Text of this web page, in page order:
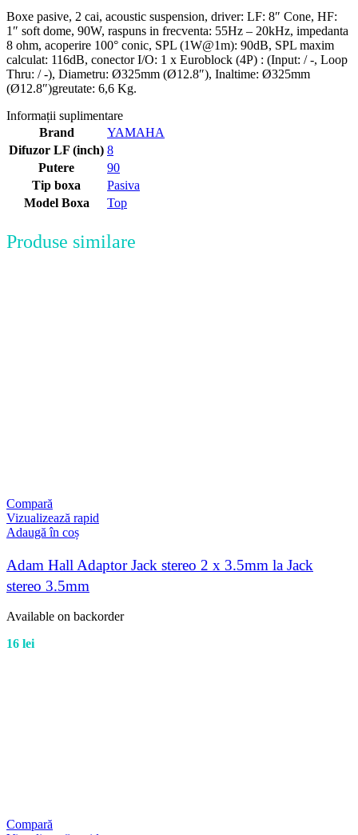
Boxe pasive, 2 cai, acoustic suspension, driver: LF: 8″ Cone, HF:
1″ soft dome, 90W, raspuns in frecventa: 55Hz – 20kHz, impedanta
8 ohm, acoperire 100° conic, SPL (1W@1m): 90dB, SPL maxim
calculat: 116dB, conector I/O: 1 x Euroblock (4P) : (Input: / -, Loop
Thru: / -), Diametru: Ø325mm (Ø12.8″), Inaltime: Ø325mm
(Ø12.8″)greutate: 6,6 Kg.
Informații suplimentare
Brand
YAMAHA
Difuzor LF (inch) 8
Putere
90
Tip boxa
Pasiva
Model Boxa
Top
Produse similare
Compară
Vizualizează rapid
Adaugă în coș
Adam Hall Adaptor Jack stereo 2 x 3.5mm la Jack
stereo 3.5mm
Available on backorder
16 lei
Compară